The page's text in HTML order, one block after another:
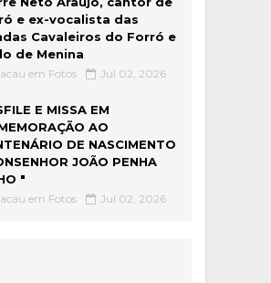
e ex-vocalista das
Cavaleiros do Forró e
de Menina
em Fotos Jul 02, 2026
E MISSA EM
AO
DE NASCIMENTO
JOÃO PENHA
"
em Fotos Jul 02, 2026